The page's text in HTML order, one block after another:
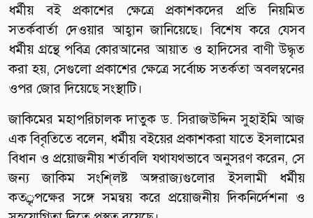
ধর্মীয় বই প্রকাশের ক্ষেত্রে প্রকাশকদের প্রতি নিয়মিত
সতর্কবার্তা দেওয়ার আহ্বান জানিয়েছে। বিশেষ করে যেসব
ধর্মীয় গ্রন্থে পবিত্র কোরআনের আয়াত ও হাদিসের বাণী উদ্ধৃত
করা হয়, সেগুলো প্রকাশের ক্ষেত্রে সর্বোচ্চ সতর্কতা অবলম্বনের
ওপর জোর দিয়েছে সংস্থাটি।
জাকিমের মহাপরিচালক দাতুক ড. সিরাজউদ্দিন সুহাইমি আজ
এক বিবৃতিতে বলেন, ধর্মীয় বইয়ের প্রকাশকরা যাতে ইসলামের
বিধান ও প্রয়োজনীয় শর্তাবলি যথাযথভাবে অনুসরণ করেন, সে
জন্য জাকিম সংশি্লষ্ট অঙ্গরাজ্যগুলোর ইসলামী ধর্মীয়
কতর্ৃপক্ষের সঙ্গে সমন্বয় করে প্রয়োজনীয় দিকনির্দেশনা ও